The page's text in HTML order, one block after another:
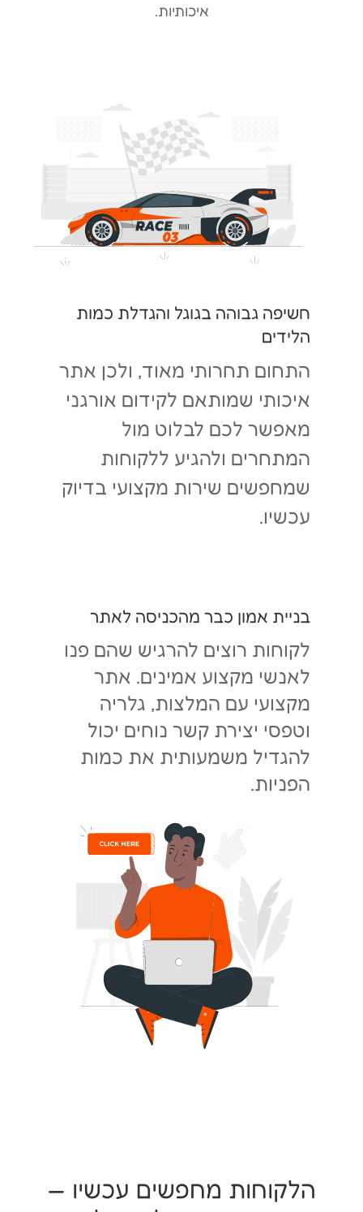
איכותיות.
חשיפה גבוהה בגוגל והגדלת כמות
הלידים
התחום תחרותי מאוד, ולכן אתר
איכותי שמותאם לקידום אורגני
מאפשר לכם לבלוט מול
המתחרים ולהגיע ללקוחות
שמחפשים שירות מקצועי בדיוק
עכשיו.
בניית אמון כבר מהכניסה לאתר
לקוחות רוצים להרגיש שהם פנו
לאנשי מקצוע אמינים. אתר
מקצועי עם המלצות, גלריה
וטפסי יצירת קשר נוחים יכול
להגדיל משמעותית את כמות
הפניות.
הלקוחות מחפשים עכשיו —